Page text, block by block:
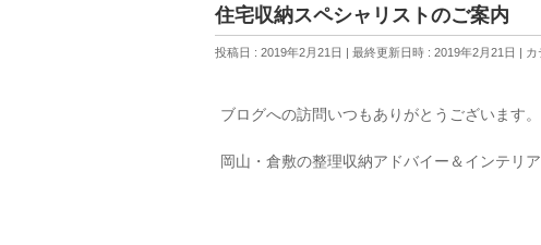
住宅収納スペシャリストのご案内
投稿日 : 2019年2月21日 最終更新日時 : 2019年2月21日 カ
ブログへの訪問いつもありがとうございます。
岡山・倉敷の整理収納アドバイー＆インテリ